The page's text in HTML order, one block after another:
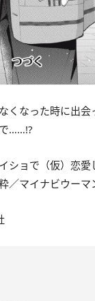
くなった時に出
……!?
ショで（仮）恋
／マイナビウーマ